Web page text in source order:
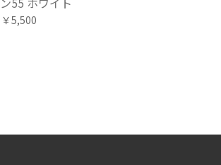
￥5,500